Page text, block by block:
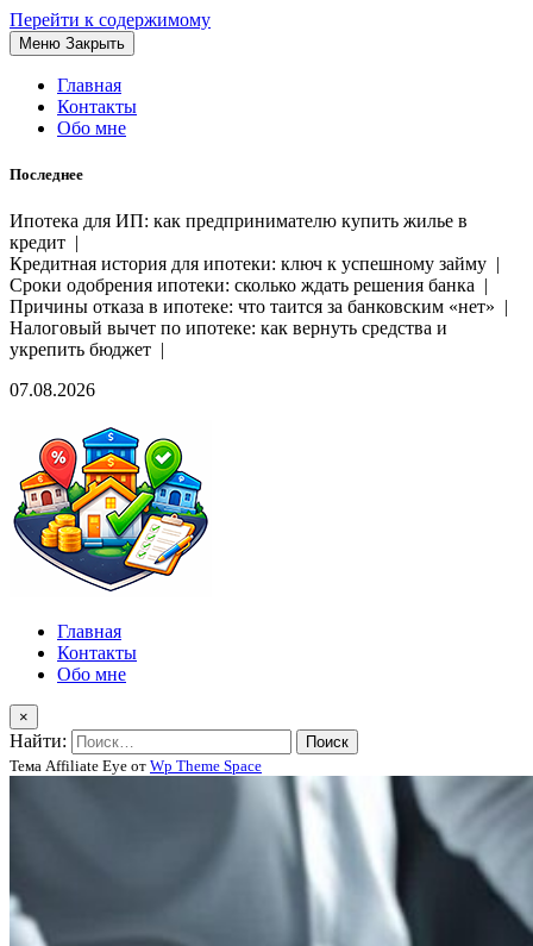
Перейти к содержимому
Меню Закрыть
Главная
Контакты
Обо мне
Последнее
Ипотека для ИП: как предпринимателю купить жилье в
кредит |
Кредитная история для ипотеки: ключ к успешному займу |
Сроки одобрения ипотеки: сколько ждать решения банка |
Причины отказа в ипотеке: что таится за банковским «нет» |
Налоговый вычет по ипотеке: как вернуть средства и
укрепить бюджет |
07.08.2026
Главная
Контакты
Обо мне
×
Найти:
Тема Affiliate Eye от Wp Theme Space